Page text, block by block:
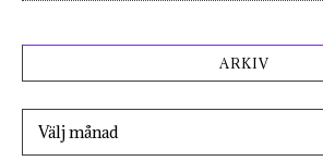
ARKIV
Arkiv